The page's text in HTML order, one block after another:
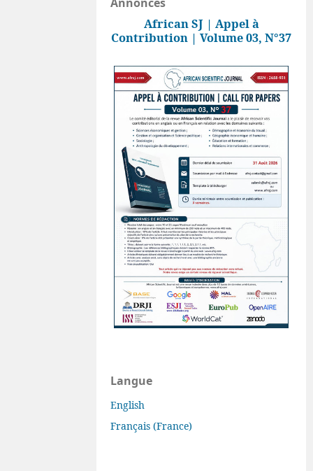
African SJ | Appel à
Contribution | Volume 03, N°37
Langue
English
Français (France)